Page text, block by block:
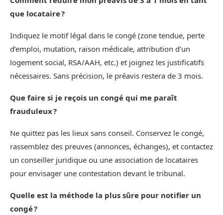
que locataire ?
Indiquez le motif légal dans le congé (zone tendue, perte
d’emploi, mutation, raison médicale, attribution d’un
logement social, RSA/AAH, etc.) et joignez les justificatifs
nécessaires. Sans précision, le préavis restera de 3 mois.
Que faire si je reçois un congé qui me paraît
frauduleux ?
Ne quittez pas les lieux sans conseil. Conservez le congé,
rassemblez des preuves (annonces, échanges), et contactez
un conseiller juridique ou une association de locataires
pour envisager une contestation devant le tribunal.
Quelle est la méthode la plus sûre pour notifier un
congé ?